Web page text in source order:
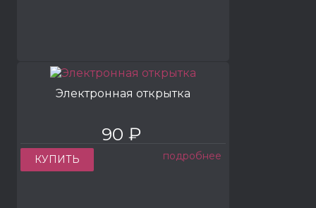
Электронная открытка
90 ₽
КУПИТЬ подробнее